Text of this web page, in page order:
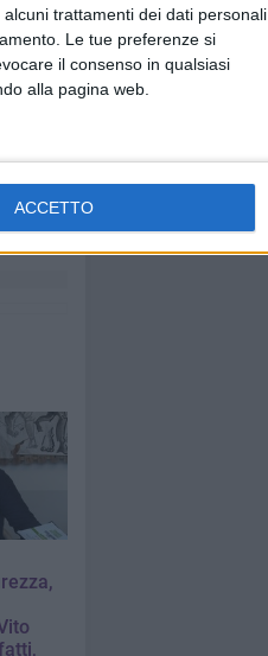
trattamenti dei dati personali
Le tue preferenze si
il consenso in qualsiasi
alla pagina web.
ACCETTO